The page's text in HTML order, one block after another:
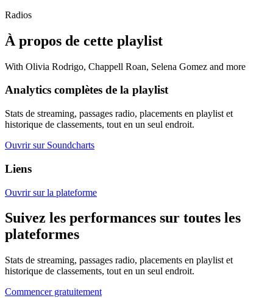
Radios
À propos de cette playlist
With Olivia Rodrigo, Chappell Roan, Selena Gomez and more
Analytics complètes de la playlist
Stats de streaming, passages radio, placements en playlist et
historique de classements, tout en un seul endroit.
Ouvrir sur Soundcharts
Liens
Ouvrir sur la plateforme
Suivez les performances sur toutes les
plateformes
Stats de streaming, passages radio, placements en playlist et
historique de classements, tout en un seul endroit.
Commencer gratuitement